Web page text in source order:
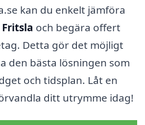
kan du enkelt jämföra
och begära offert
Detta gör det möjligt
den bästa lösningen som
och tidsplan. Låt en
ditt utrymme idag!